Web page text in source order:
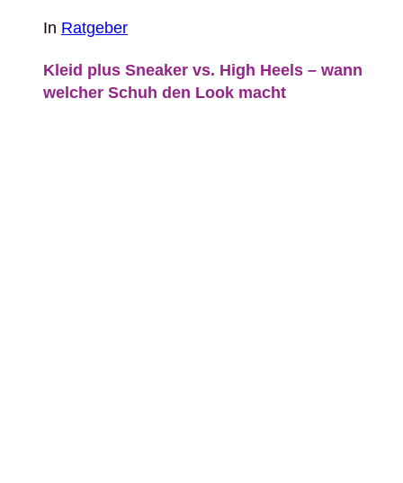
In Ratgeber
Kleid plus Sneaker vs. High Heels – wann
welcher Schuh den Look macht